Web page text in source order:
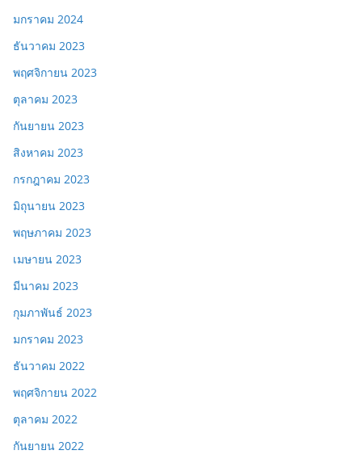
มกราคม 2024
ธันวาคม 2023
พฤศจิกายน 2023
ตุลาคม 2023
กันยายน 2023
สิงหาคม 2023
กรกฎาคม 2023
มิถุนายน 2023
พฤษภาคม 2023
เมษายน 2023
มีนาคม 2023
กุมภาพันธ์ 2023
มกราคม 2023
ธันวาคม 2022
พฤศจิกายน 2022
ตุลาคม 2022
กันยายน 2022